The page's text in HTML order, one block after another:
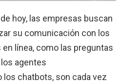
hoy, las empresas buscan
su comunicación con los
línea, como las preguntas
agentes
chatbots, son cada vez